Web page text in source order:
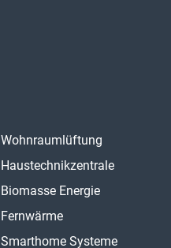
Wohnraumlüftung
Haustechnikzentrale
Biomasse Energie
Fernwärme
Smarthome Systeme